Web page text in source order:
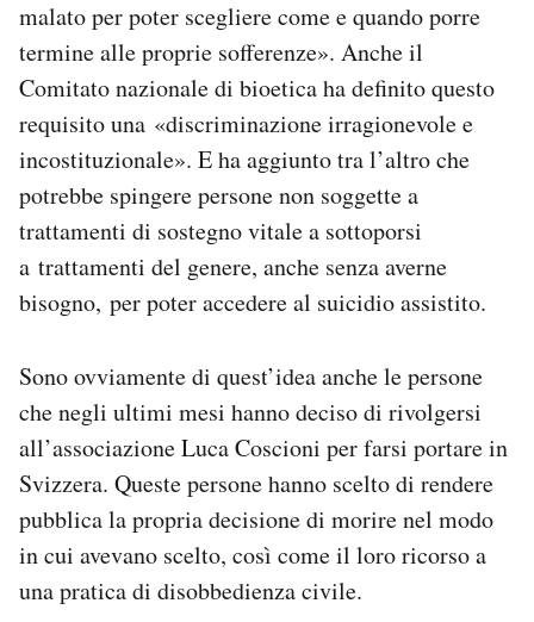
malato per poter scegliere come e quando porre
termine alle proprie sofferenze». Anche il
Comitato nazionale di bioetica ha definito questo
requisito una «discriminazione irragionevole e
incostituzionale». E ha aggiunto tra l’altro che
potrebbe spingere persone non soggette a
trattamenti di sostegno vitale a sottoporsi
a trattamenti del genere, anche senza averne
bisogno, per poter accedere al suicidio assistito.
Sono ovviamente di quest’idea anche le persone
che negli ultimi mesi hanno deciso di rivolgersi
all’associazione Luca Coscioni per farsi portare in
Svizzera. Queste persone hanno scelto di rendere
pubblica la propria decisione di morire nel modo
in cui avevano scelto, così come il loro ricorso a
una pratica di disobbedienza civile.